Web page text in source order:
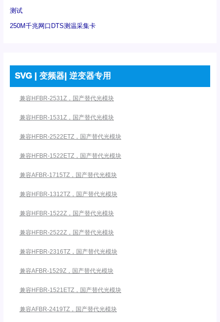
测试
250M千兆网口DTS测温采集卡
SVG | 变频器| 逆变器专用
兼容HFBR-2531Z，国产替代光模块
兼容HFBR-1531Z，国产替代光模块
兼容HFBR-2522ETZ，国产替代光模块
兼容HFBR-1522ETZ，国产替代光模块
兼容AFBR-1715TZ，国产替代光模块
兼容HFBR-1312TZ，国产替代光模块
兼容HFBR-1522Z，国产替代光模块
兼容HFBR-2522Z，国产替代光模块
兼容HFBR-2316TZ，国产替代光模块
兼容AFBR-1529Z，国产替代光模块
兼容HFBR-1521ETZ，国产替代光模块
兼容AFBR-2419TZ，国产替代光模块